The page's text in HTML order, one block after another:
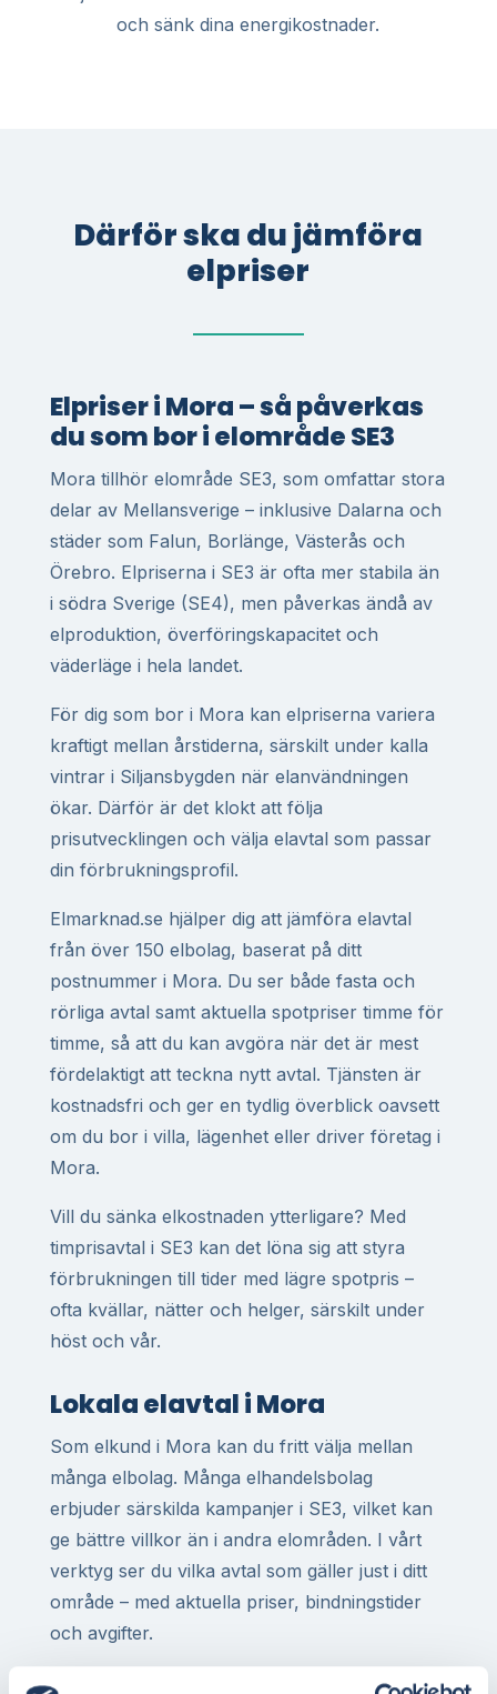
och sänk dina energikostnader.
Därför ska du jämföra
elpriser
Elpriser i Mora – så påverkas
du som bor i elområde SE3
Mora tillhör elområde SE3, som omfattar stora
delar av Mellansverige – inklusive Dalarna och
städer som Falun, Borlänge, Västerås och
Örebro. Elpriserna i SE3 är ofta mer stabila än
i södra Sverige (SE4), men påverkas ändå av
elproduktion, överföringskapacitet och
väderläge i hela landet.
För dig som bor i Mora kan elpriserna variera
kraftigt mellan årstiderna, särskilt under kalla
vintrar i Siljansbygden när elanvändningen
ökar. Därför är det klokt att följa
prisutvecklingen och välja elavtal som passar
din förbrukningsprofil.
Elmarknad.se hjälper dig att jämföra elavtal
från över 150 elbolag, baserat på ditt
postnummer i Mora. Du ser både fasta och
rörliga avtal samt aktuella spotpriser timme för
timme, så att du kan avgöra när det är mest
fördelaktigt att teckna nytt avtal. Tjänsten är
kostnadsfri och ger en tydlig överblick oavsett
om du bor i villa, lägenhet eller driver företag i
Mora.
Vill du sänka elkostnaden ytterligare? Med
timprisavtal i SE3 kan det löna sig att styra
förbrukningen till tider med lägre spotpris –
ofta kvällar, nätter och helger, särskilt under
höst och vår.
Lokala elavtal i Mora
Som elkund i Mora kan du fritt välja mellan
många elbolag. Många elhandelsbolag
erbjuder särskilda kampanjer i SE3, vilket kan
ge bättre villkor än i andra elområden. I vårt
verktyg ser du vilka avtal som gäller just i ditt
område – med aktuella priser, bindningstider
och avgifter.
För dig med elvärme i villa, eller för företag